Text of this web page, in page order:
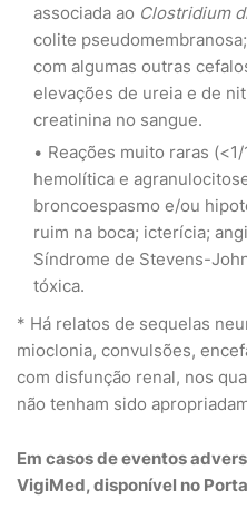
associada ao Clostridium
colite
com algumas outras
elevações de ureia e de
creatinina no sangue.
Reações muito raras
hemolítica e
broncoespasmo e/ou
ruim na boca; icterícia;
Síndrome de Stevens-
tóxica.
* Há relatos de sequelas
mioclonia, convulsões,
com disfunção renal, nos
não tenham sido
Em casos de eventos
VigiMed, disponível no